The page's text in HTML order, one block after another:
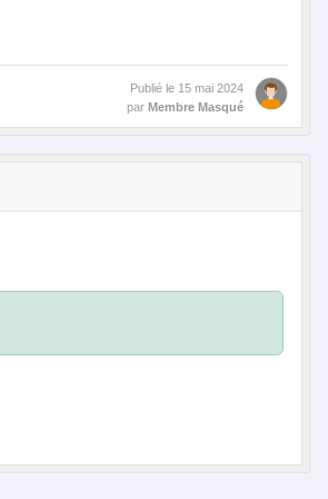
Publié le 15 mai 2024
par Membre Masqué